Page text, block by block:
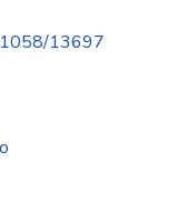
13697